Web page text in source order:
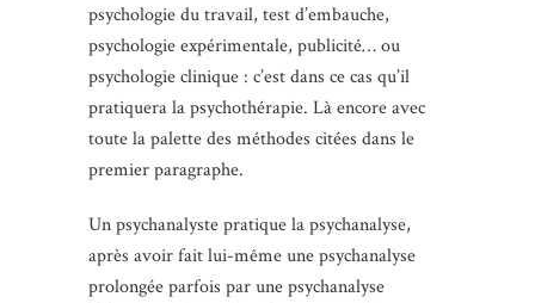
psychologie du travail, test d’embauche,
psychologie expérimentale, publicité… ou
psychologie clinique : c’est dans ce cas qu’il
pratiquera la psychothérapie. Là encore avec
toute la palette des méthodes citées dans le
premier paragraphe.
Un psychanalyste pratique la psychanalyse,
après avoir fait lui-même une psychanalyse
prolongée parfois par une psychanalyse